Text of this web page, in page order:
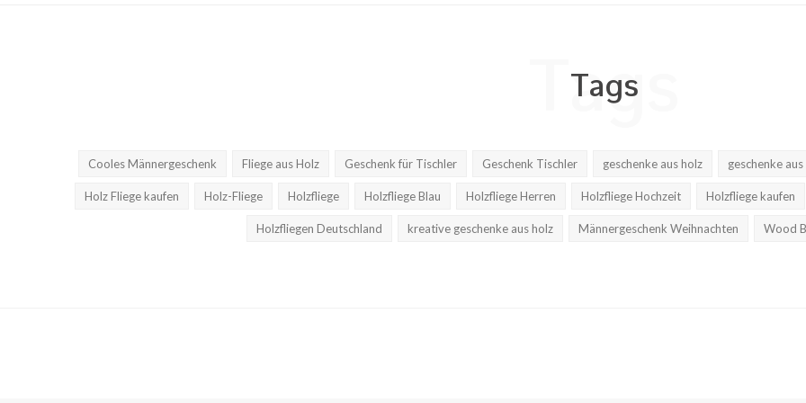
Tags
Tags
Cooles Männergeschenk Fliege aus Holz Geschenk für Tischler Geschenk Tischler geschenke aus holz geschenke
Holz Fliege kaufen Holz-Fliege Holzfliege Holzfliege Blau Holzfliege Herren Holzfliege Hochzeit Holzfliege kaufen
Holzfliegen Deutschland kreative geschenke aus holz Männergeschenk Weihnachten Wood